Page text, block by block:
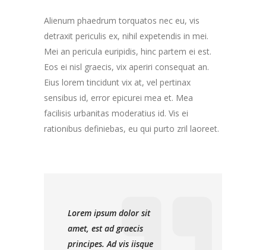
Alienum phaedrum torquatos nec eu, vis
detraxit periculis ex, nihil expetendis in mei.
Mei an pericula euripidis, hinc partem ei est.
Eos ei nisl graecis, vix aperiri consequat an.
Eius lorem tincidunt vix at, vel pertinax
sensibus id, error epicurei mea et. Mea
facilisis urbanitas moderatius id. Vis ei
rationibus definiebas, eu qui purto zril laoreet.
Lorem ipsum dolor sit
amet, est ad graecis
principes. Ad vis iisque